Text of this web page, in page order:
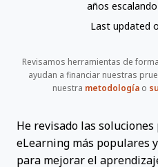
años
Last updated
Revisamos herramientas de
ayudan a financiar nuestras
nuestra metodología o
He revisado las
eLearning más populares
para mejorar el